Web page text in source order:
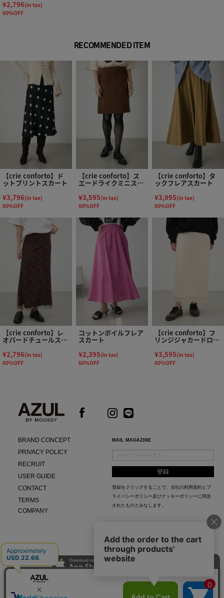
¥2,796(in tax)
60%OFF
RECOMMENDED ITEM
【crie conforto】ド
ットプリントスカート
¥3,796(in tax)
60%OFF
【crie conforto】ス
エードライクミニスカ
¥3,595(in tax)
60%OFF
【crie conforto】タ
ックフレアスカート
¥3,995(in tax)
60%OFF
【crie conforto】レ
オパードチュールスカ
ート
¥2,796(in tax)
60%OFF
コットンボイルフレア
スカート
¥2,395(in tax)
60%OFF
【crie conforto】フ
リンジジャカードロン
グスカート
¥3,595(in tax)
60%OFF
BRAND CONCEPT
PRIVACY POLICY
RECRUIT
USER GUIDE
CONTACT
TERMS
COMPANY
MAIL MAGAZINE
登録をクリックすることで、当社の利用規約と プ
ライバシーポリシー及びクッキーポリシー に同意
されたものとみなします。
AZUL APP
最新ニュースやスタイリング紹介までAZUL BY MOUSSYのお得な情報がいち早くチェック